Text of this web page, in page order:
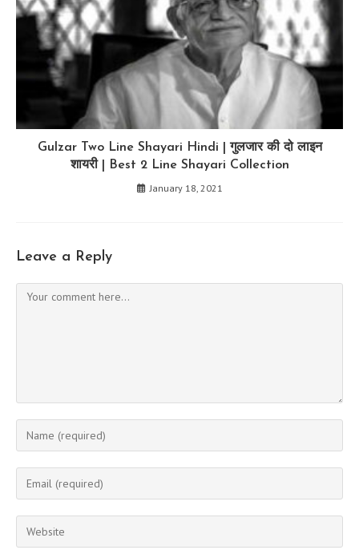
Gulzar Two Line Shayari Hindi | गुलजार की दो लाइन
शायरी | Best 2 Line Shayari Collection
January 18, 2021
Leave a Reply
Comment
Enter
your
name
comment
Enter
your
email
address
Enter
your